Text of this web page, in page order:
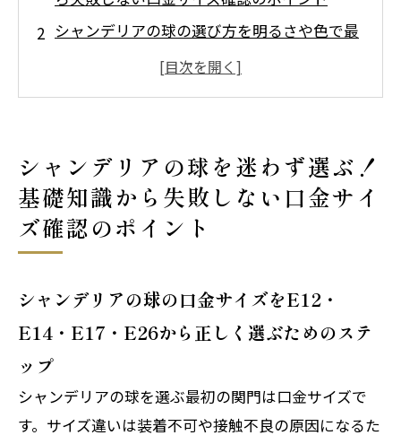
シャンデリアの球の選び方を明るさや色で最
適化！後悔しない選択術
シャンデリアの球で省エネと長寿命を両立す
る賢いコツ
会社概要
シャンデリアの球を迷わず選ぶ！
基礎知識から失敗しない口金サイ
ズ確認のポイント
シャンデリアの球の口金サイズをE12・
E14・E17・E26から正しく選ぶためのステ
ップ
シャンデリアの球を選ぶ最初の関門は口金サイズで
す。サイズ違いは装着不可や接触不良の原因になるた